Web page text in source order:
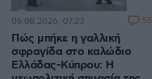
Πώς μπήκε η γαλλική
σφραγίδα στο καλώδιο
Ελλάδας-Κύπρου: Η
06.08.2026, 07:23 55